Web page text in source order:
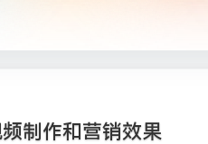
制作和营销效果